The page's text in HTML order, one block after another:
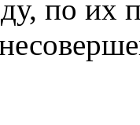
по их